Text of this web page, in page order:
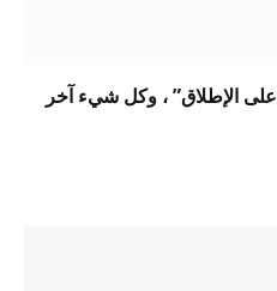
iPhone 17 ، “أنحف iPhone على الإطلاق” ، وكل شيء آخر